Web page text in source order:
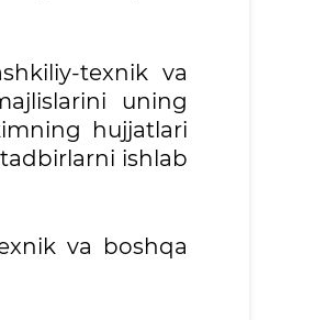
texnik va
uning
hujjatlari
ishlab
va boshqa